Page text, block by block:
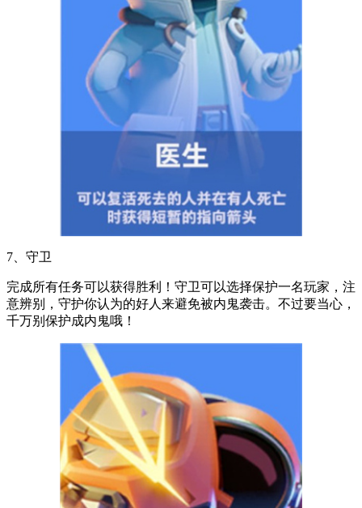
7、守卫
完成所有任务可以获得胜利！守卫可以选择保护一名玩家，注
意辨别，守护你认为的好人来避免被内鬼袭击。不过要当心，
千万别保护成内鬼哦！